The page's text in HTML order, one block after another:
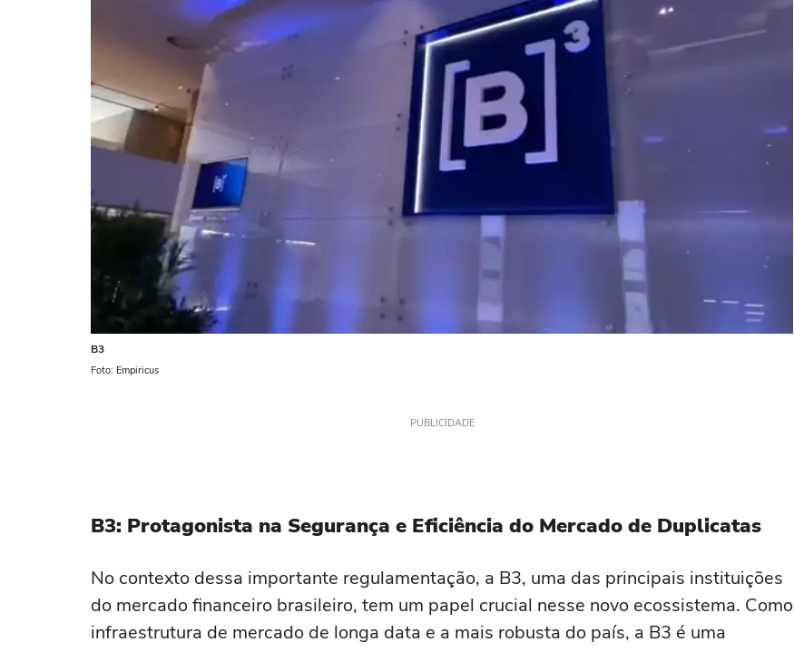
B3
Foto: Empiricus
PUBLICIDADE
B3: Protagonista na Segurança e Eficiência do Mercado de Duplicatas
No contexto dessa importante regulamentação, a B3, uma das principais instituições
do mercado financeiro brasileiro, tem um papel crucial nesse novo ecossistema. Como
infraestrutura de mercado de longa data e a mais robusta do país, a B3 é uma